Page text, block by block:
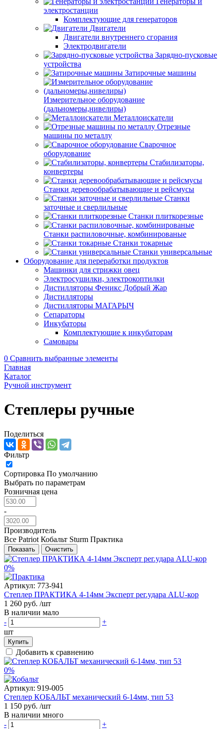
электростанции
Комплектующие для генераторов
Двигатели
Двигатели внутреннего сгорания
Электродвигатели
Зарядно-пусковые
устройства
Затирочные машины
Измерительное оборудование
(дальномеры,нивелиры)
Металлоискатели
Отрезные
машины по металлу
Сварочное
оборудование
Стабилизаторы,
конвертеры
Станки деревообрабатывающие и рейсмусы
Станки
заточные и сверлильные
Станки плиткорезные
Станки распиловочные, комбинированые
Станки токарные
Станки универсальные
Оборудование для переработки продуктов
Машинки для стрижки овец
Электросушилки, электрокоптилки
Дистилляторы Феникс Добрый Жар
Дистилляторы
Дистилляторы МАГАРЫЧ
Сепараторы
Инкубаторы
Комплектующие к инкубаторам
Самовары
0 Сравнить выбранные элементы
Главная
Каталог
Ручной инструмент
Степлеры ручные
Поделиться
Фильтр
Сортировка По умолчанию
Выбрать по параметрам
Розничная цена
-
Производитель
Все Patriot Кобальт Sturm Практика
Показать Очистить
0%
Артикул: 773-941
Степлер ПРАКТИКА 4-14мм Эксперт рег.удара ALU-кор
1 260 руб. /шт
В наличии мало
-
+
шт
Купить
Добавить к сравнению
0%
Артикул: 919-005
Степлер КОБАЛЬТ механический 6-14мм, тип 53
1 150 руб. /шт
В наличии много
-
+